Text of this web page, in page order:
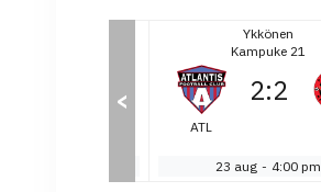
Ykkönen
Kampuke 21
ATL
2:2
23 aug - 4:00 pm
<